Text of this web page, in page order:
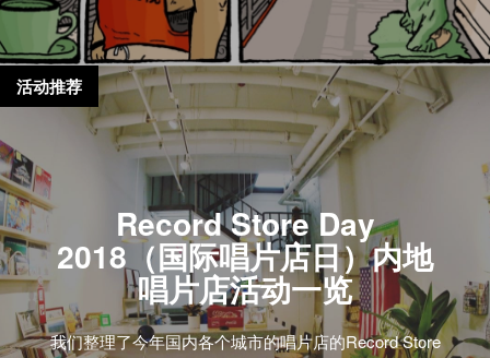
Record Store Day
2018（国际唱片店日）内地
唱片店活动一览
我们整理了今年国内各个城市的唱片店的Record Store
活动推荐